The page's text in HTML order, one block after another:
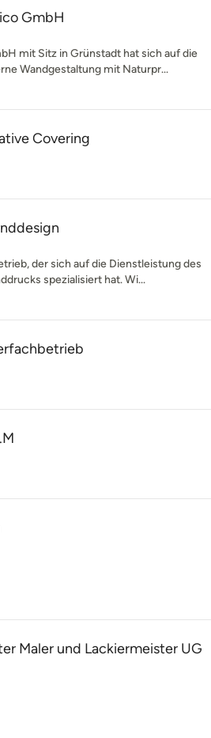
GmbH
mit Sitz in Grünstadt hat sich auf die
Wandgestaltung mit Naturpr...
Covering
der sich auf die Dienstleistung des
spezialisiert hat. Wi...
Maler und Lackiermeister UG